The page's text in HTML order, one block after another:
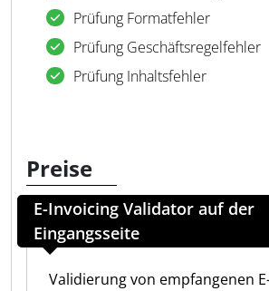
Prüfung Formatfehler
Prüfung Geschäftsregelfehler
Prüfung Inhaltsfehler
Preise
E-Invoicing Validator auf der
Eingangsseite
Validierung von empfangenen